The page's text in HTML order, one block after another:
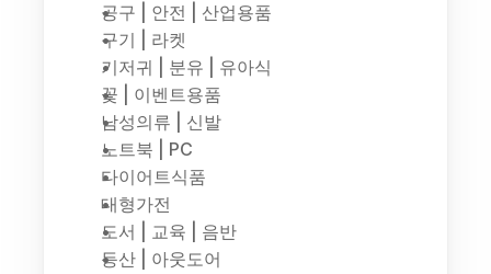
공구 | 안전 | 산업용품
구기 | 라켓
기저귀 | 분유 | 유아식
꽃 | 이벤트용품
남성의류 | 신발
노트북 | PC
다이어트식품
대형가전
도서 | 교육 | 음반
등산 | 아웃도어